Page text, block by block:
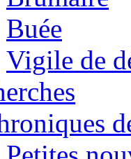
Buée
Vigile de